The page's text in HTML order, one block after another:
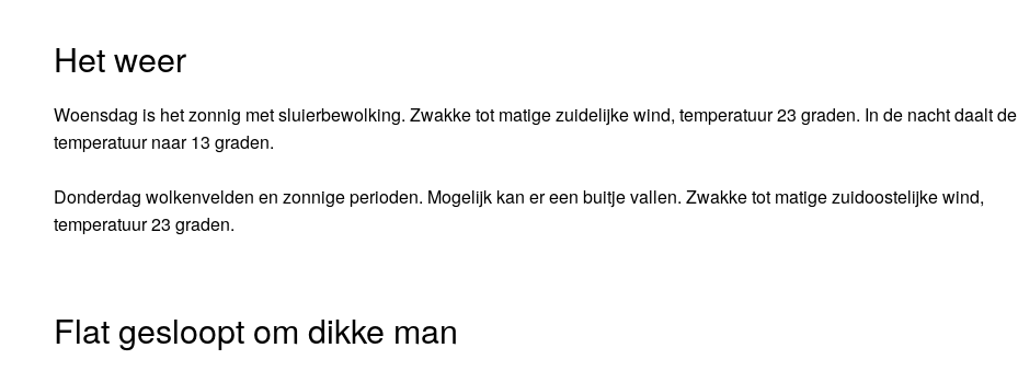
Het weer
Woensdag is het zonnig met sluierbewolking. Zwakke tot matige zuidelijke wind, temperatuur 23 graden. In de nacht daalt de
temperatuur naar 13 graden.
Donderdag wolkenvelden en zonnige perioden. Mogelijk kan er een buitje vallen. Zwakke tot matige zuidoostelijke wind,
temperatuur 23 graden.
Flat gesloopt om dikke man